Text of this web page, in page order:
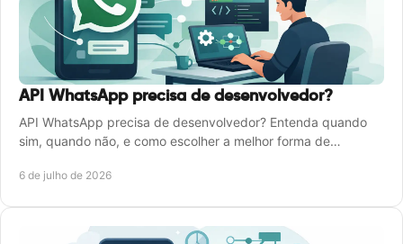
API WhatsApp precisa de desenvolvedor?
API WhatsApp precisa de desenvolvedor? Entenda quando
sim, quando não, e como escolher a melhor forma de
6 de julho de 2026